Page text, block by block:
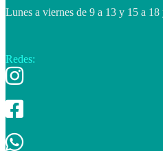
Lunes a viernes de 9 a 13 y 15 a 18
Redes: